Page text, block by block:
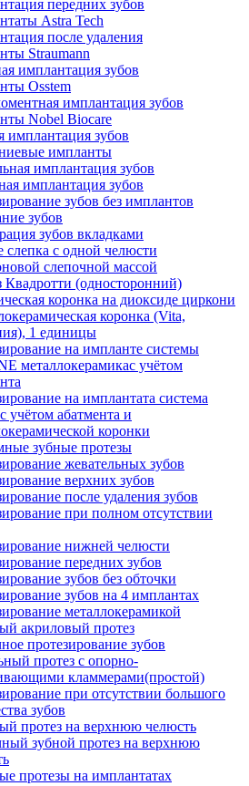
передних зубов
Astra Tech
после удаления
Straumann
имплантация зубов
Osstem
имплантация зубов
Nobel Biocare
имплантация зубов
импланты
имплантация зубов
имплантация зубов
зубов без имплантов
зубов
зубов вкладками
слепка с одной челюсти
слепочной массой
Квадротти (односторонний)
коронка на диоксиде циркони
коронка (Vita,
1 единицы
на импланте системы
металлокерамикас учётом
на имплантата система
учётом абатмента и
коронки
зубные протезы
жевательных зубов
верхних зубов
после удаления зубов
при полном отсутствии
нижней челюсти
передних зубов
зубов без обточки
зубов на 4 имплантах
металлокерамикой
акриловый протез
протезирование зубов
протез с опорно-
кламмерами(простой)
при отсутствии большого
зубов
протез на верхнюю челюсть
зубной протез на верхнюю
протезы на имплантатах